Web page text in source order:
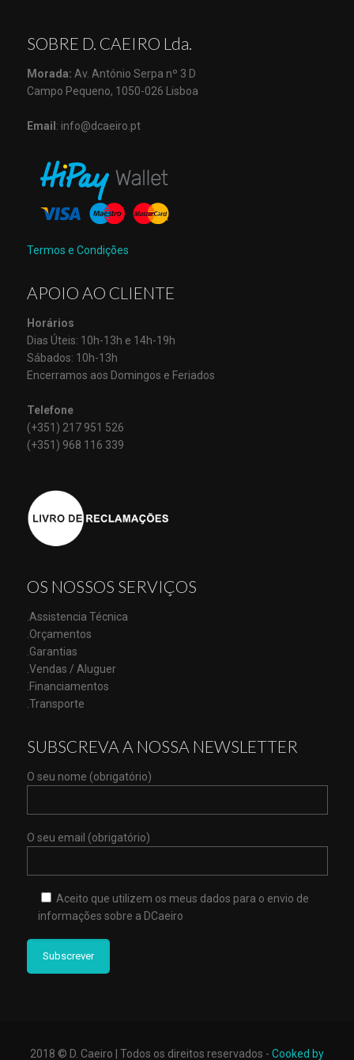
SOBRE D. CAEIRO Lda.
Morada: Av. António Serpa nº 3 D
Campo Pequeno, 1050-026 Lisboa
Email : info@dcaeiro.pt
Termos e Condições
APOIO AO CLIENTE
Horários
Dias Úteis: 10h-13h e 14h-19h
Sábados: 10h-13h
Encerramos aos Domingos e Feriados
Telefone
(+351) 217 951 526
(+351) 968 116 339
OS NOSSOS SERVIÇOS
.Assistencia Técnica
.Orçamentos
.Garantias
.Vendas / Aluguer
.Financiamentos
.Transporte
SUBSCREVA A NOSSA NEWSLETTER
O seu nome (obrigatório)
O seu email (obrigatório)
Aceito que utilizem os meus dados para o envio de
informações sobre a DCaeiro
2018 © D. Caeiro | Todos os direitos reservados - Cooked by